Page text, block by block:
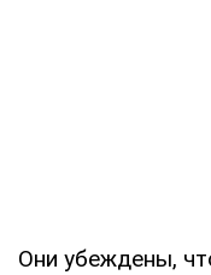
Они убеждены,